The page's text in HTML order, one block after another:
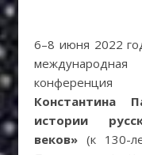
6–8 июня 2022 года в Москве и Тарусе пройдет
конференция
Константина
истории
веков» (к 130-